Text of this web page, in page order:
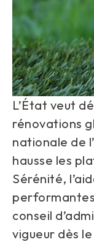
L’État veut
rénovations
nationale de
hausse les
Sérénité,
conseil
vigueur dès le